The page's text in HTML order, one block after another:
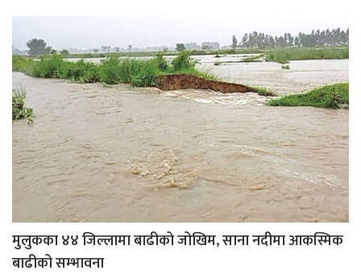
मुलुकका ४४ जिल्लामा बाढीको जोखिम, साना नदीमा आकस्मिक
बाढीको सम्भावना